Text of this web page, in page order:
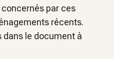
par ces
récents.
dans le document à